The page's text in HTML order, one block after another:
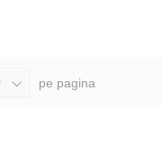
pe pagina